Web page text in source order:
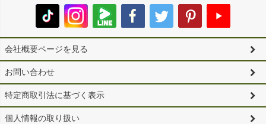
会社概要ページを見る
お問い合わせ
特定商取引法に基づく表示
個人情報の取り扱い